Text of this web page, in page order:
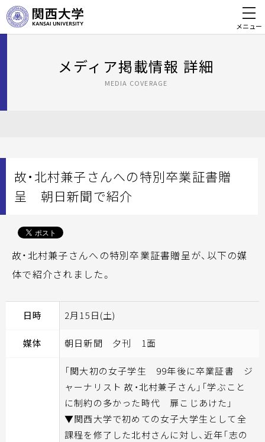
メニュー
メディア掲載情報 詳細
MEDIA COVERAGE
故・北村兼子さんへの特別卒業証書贈
呈 朝日新聞で紹介
故・北村兼子さんへの特別卒業証書贈呈が、以下の媒
体で紹介されました。
日時 2月15日(土)
媒体 朝日新聞 夕刊 1面
「関大初の女子学生 99年後に卒業証書 ジ
ャーナリスト 故・北村兼子さん」「学ぶこと
に制約の多かった時代 扉こじあけた」
▼関西大学で初めての女子大学生として全
課程を修了した北村さんに対し、近年「志の